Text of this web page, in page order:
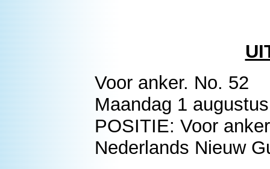
Voor anker. No. 52
Maandag 1
POSITIE: Voor
Nederlands Nieuw